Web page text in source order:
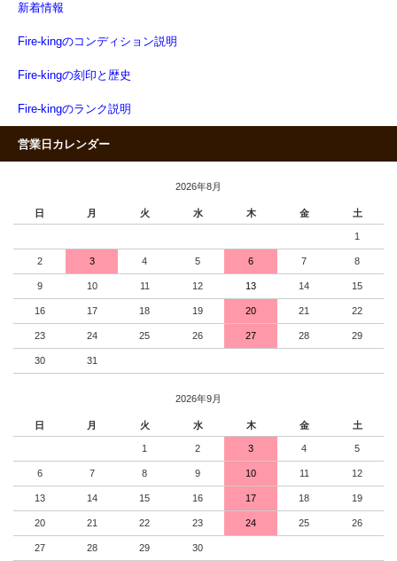
新着情報
Fire-kingのコンディション説明
Fire-kingの刻印と歴史
Fire-kingのランク説明
営業日カレンダー
2026年8月
日 月 火 水 木 金 土
1
2 3 4 5 6 7 8
9 10 11 12 13 14 15
16 17 18 19 20 21 22
23 24 25 26 27 28 29
30 31
2026年9月
日 月 火 水 木 金 土
1 2 3 4 5
6 7 8 9 10 11 12
13 14 15 16 17 18 19
20 21 22 23 24 25 26
27 28 29 30